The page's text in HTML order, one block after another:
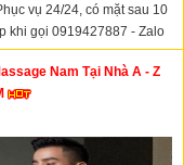
vụ 24/24, có mặt sau 10
khi gọi 0919427887 - Zalo
Nam Tại Nhà A - Z